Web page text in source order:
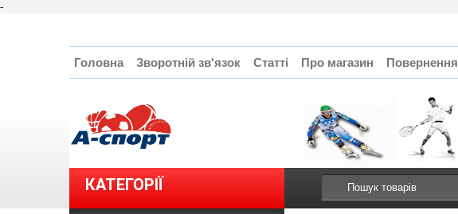
-
Головна Зворотній зв'язок Статті Про магазин Повернення
КАТЕГОРІЇ